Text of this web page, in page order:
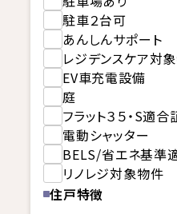
駐車２台可
あんしんサポート
レジデンスケア対
EV車充電設備
庭
フラット３５・S適
電動シャッター
BELS/省エネ基準
リノレジ対象物件
住戸特徴